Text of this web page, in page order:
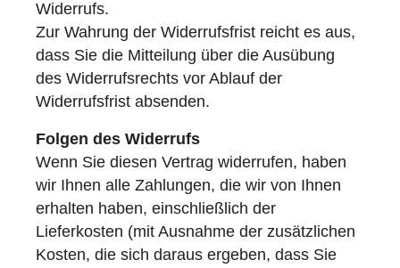
Widerrufs.
Zur Wahrung der Widerrufsfrist reicht es aus,
dass Sie die Mitteilung über die Ausübung
des Widerrufsrechts vor Ablauf der
Widerrufsfrist absenden.
Folgen des Widerrufs
Wenn Sie diesen Vertrag widerrufen, haben
wir Ihnen alle Zahlungen, die wir von Ihnen
erhalten haben, einschließlich der
Lieferkosten (mit Ausnahme der zusätzlichen
Kosten, die sich daraus ergeben, dass Sie